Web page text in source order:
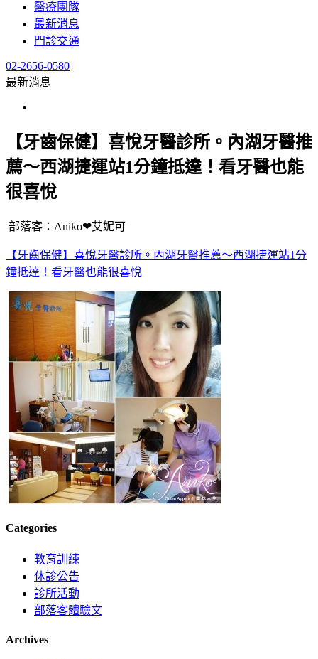
醫療團隊
最新消息
門診交通
02-2656-0580
最新消息
【牙齒保健】喜悅牙醫診所。內湖牙醫推
薦～西湖捷運站1分鐘抵達！看牙醫也能
很喜悅
部落客：Aniko❤艾妮可
【牙齒保健】喜悅牙醫診所。內湖牙醫推薦～西湖捷運站1分
鐘抵達！看牙醫也能很喜悅
Categories
教育訓練
休診公告
診所活動
部落客體驗文
Archives